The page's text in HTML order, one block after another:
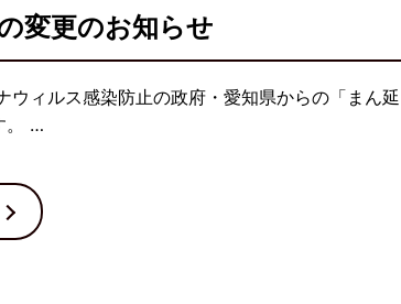
変更のお知らせ
ィルス感染防止の政府・愛知県からの「まん延
。 …